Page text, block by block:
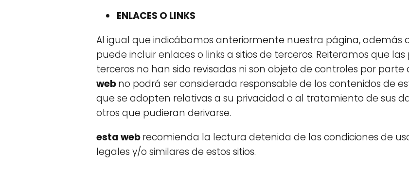
ENLACES O LINKS
Al igual que indicábamos anteriormente nuestra página, además
puede incluir enlaces o links a sitios de terceros. Reiteramos que
terceros no han sido revisadas ni son objeto de controles por parte
webno podrá ser considerada responsable de los contenidos de
que se adopten relativas a su privacidad o al tratamiento de sus
otros que pudieran derivarse.
esta webrecomienda la lectura detenida de las condiciones de
legales y/o similares de estos sitios.